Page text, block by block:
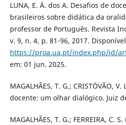
LUNA, E. Á. dos A. Desafios de
brasileiros sobre didática da
professor de Português. Revista
v. 9, n. 4, p. 81-96, 2017.
https://proa.ua.pt/index.php/id/
em: 01 jun. 2025.
MAGALHÃES, T. G.; CRISTÓVÃO,
docente: um olhar dialógico. Juiz
MAGALHÃES, T. G.; FERREIRA, C.